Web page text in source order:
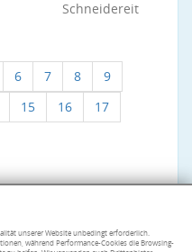
Schneidereit
6 7 8
9
15 16
17
unserer Website unbedingt erforderlich.
während Performance-Cookies die Browsing-